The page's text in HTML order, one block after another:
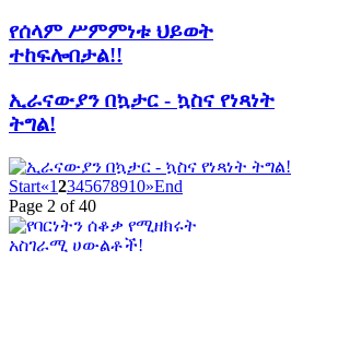
የሰላም ሥምምነቱ ህይወት
ተከፍሎበታል!!
ኢራናውያን በኳታር - ኳስና የነጻነት
ትግል!
Start«12345678910»End
Page 2 of 40